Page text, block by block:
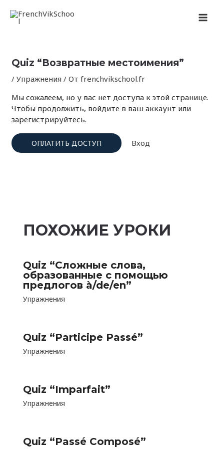
содержимому
Quiz “Возвратные местоимения”
/Упражнения / Отfrenchvikschool.fr
Мы сожалеем, но у вас нет доступа к этой странице.
Чтобы продолжить, войдите в ваш аккаунт или
зарегистрируйтесь.
ОПЛАТИТЬ ДОСТУП Вход
по
записям
ПОХОЖИЕ УРОКИ
Quiz “Сложные слова,
образованные с помощью
предлогов à/de/en”
Упражнения
Quiz “Participe Passé”
Упражнения
Quiz “Imparfait”
Упражнения
Quiz “Passé Composé”